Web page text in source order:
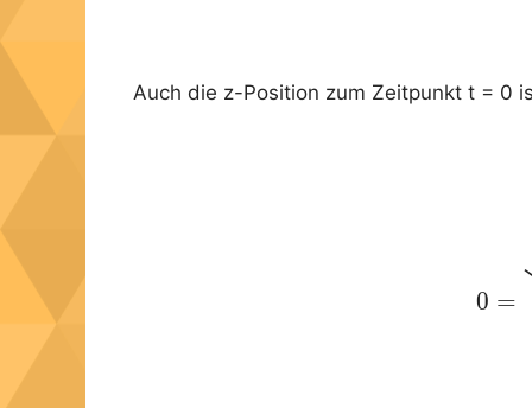
Auch die z-Position zum Zeitpunkt t = 0
0 =